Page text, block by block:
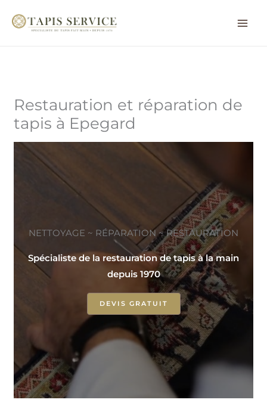
Restauration et réparation de
tapis à Epegard
NETTOYAGE ~ RÉPARATION ~ RESTAURATION
Spécialiste de la restauration de tapis à la main
depuis 1970
DEVIS GRATUIT